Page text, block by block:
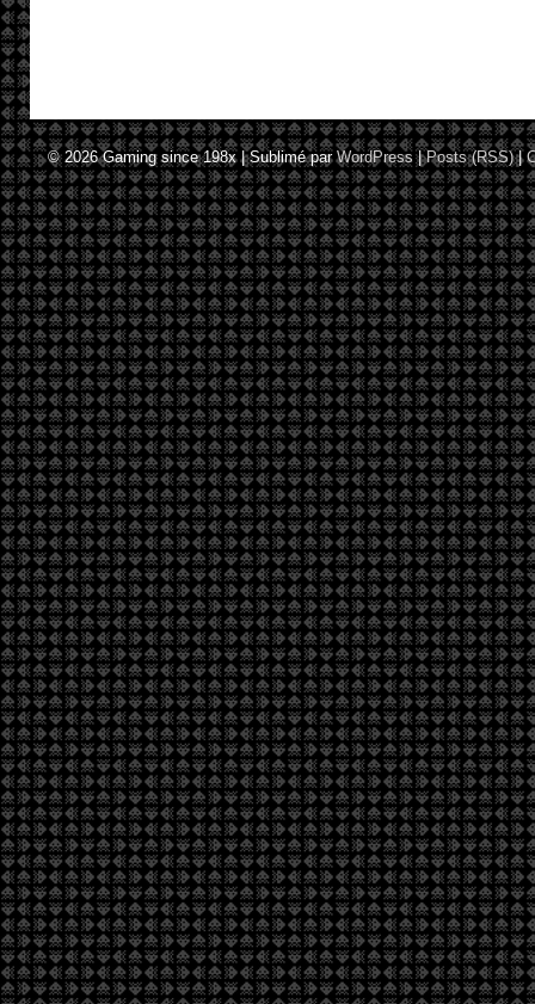
© 2026Gaming since 198x|Sublimé parWordPress |Posts (RSS)|